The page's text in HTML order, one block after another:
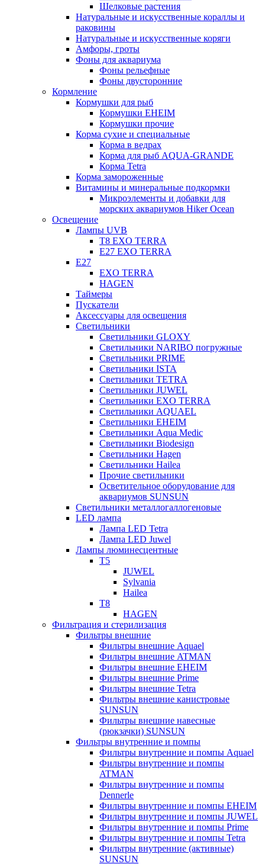
Шелковые растения
Натуральные и искусственные кораллы и
раковины
Натуральные и искусственные коряги
Амфоры, гроты
Фоны для аквариума
Фоны рельефные
Фоны двусторонние
Кормление
Кормушки для рыб
Кормушки EHEIM
Кормушки прочие
Корма сухие и специальные
Корма в ведрах
Корма для рыб AQUA-GRANDE
Корма Tetra
Корма замороженные
Витамины и минеральные подкормки
Микроэлементы и добавки для
морских аквариумов Hiker Ocean
Освещение
Лампы UVB
Т8 EXO TERRA
Е27 EXO TERRA
Е27
EXO TERRA
HAGEN
Таймеры
Пускатели
Аксессуары для освещения
Светильники
Светильники GLOXY
Светильники NARIBO погружные
Светильники PRIME
Светильники ISTA
Светильники TETRA
Светильники JUWEL
Светильники EXO TERRA
Светильники AQUAEL
Светильники EHEIM
Светильники Aqua Medic
Светильники Biodesign
Светильники Hagen
Светильники Hailea
Прочие светильники
Осветительное оборудование для
аквариумов SUNSUN
Светильники металлогаллогеновые
LED лампа
Лампа LED Tetra
Лампа LED Juwel
Лампы люминесцентные
T5
JUWEL
Sylvania
Hailea
T8
HAGEN
Фильтрация и стерилизация
Фильтры внешние
Фильтры внешние Aquael
Фильтры внешние ATMAN
Фильтры внешние EHEIM
Фильтры внешние Prime
Фильтры внешние Tetra
Фильтры внешние канистровые
SUNSUN
Фильтры внешние навесные
(рюкзачки) SUNSUN
Фильтры внутренние и помпы
Фильтры внутренние и помпы Aquael
Фильтры внутренние и помпы
ATMAN
Фильтры внутренние и помпы
Dennerle
Фильтры внутренние и помпы EHEIM
Фильтры внутренние и помпы JUWEL
Фильтры внутренние и помпы Prime
Фильтры внутренние и помпы Tetra
Фильтры внутренние (активные)
SUNSUN